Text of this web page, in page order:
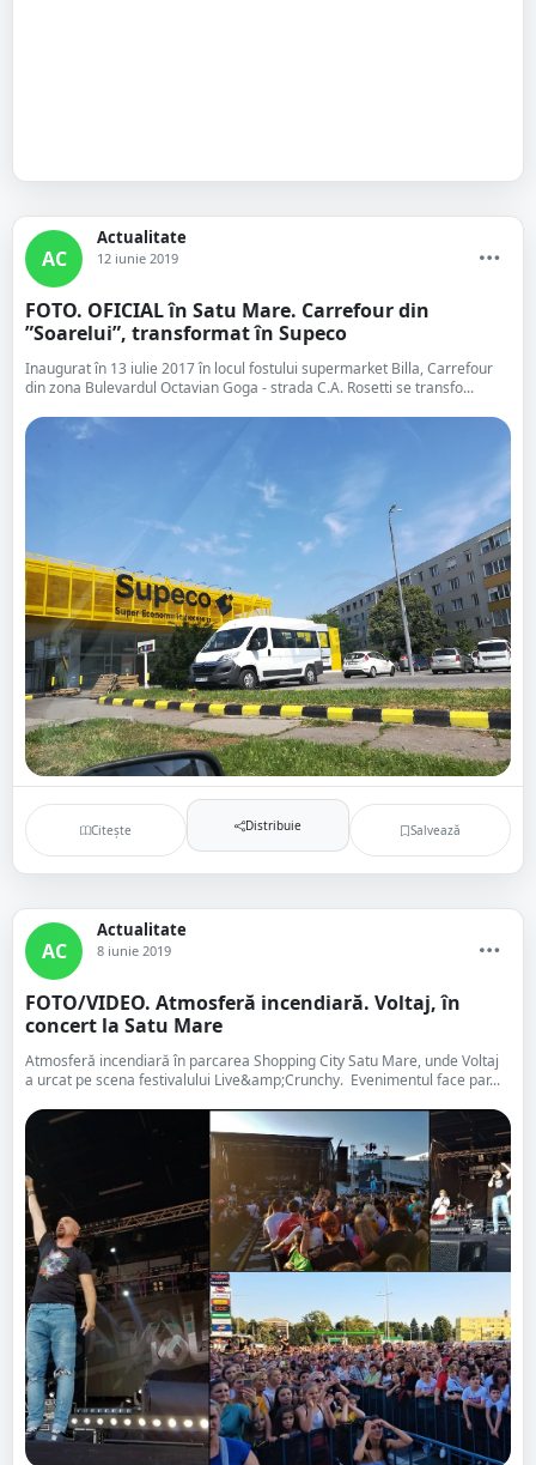
AC
Actualitate
12 iunie 2019
FOTO. OFICIAL în Satu Mare. Carrefour din
”Soarelui”, transformat în Supeco
Inaugurat în 13 iulie 2017 în locul fostului supermarket Billa, Carrefour
din zona Bulevardul Octavian Goga - strada C.A. Rosetti se transfo...
Citește Distribuie Salvează
AC
Actualitate
8 iunie 2019
FOTO/VIDEO. Atmosferă incendiară. Voltaj, în
concert la Satu Mare
Atmosferă incendiară în parcarea Shopping City Satu Mare, unde Voltaj
a urcat pe scena festivalului Live&amp;Crunchy. Evenimentul face par...